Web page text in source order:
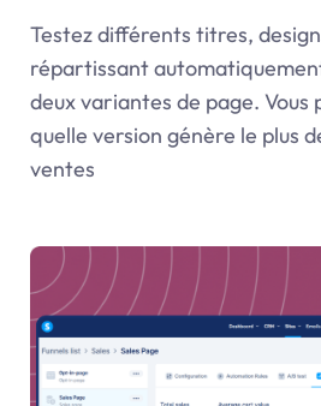
Testez différents titres,
répartissant
deux variantes de page. Vous
quelle version génère le plus
ventes